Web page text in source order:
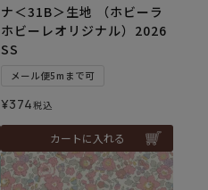
ナ＜31B＞生地 （ホビーラ
ホビーレオリジナル）2026
SS
メール便5mまで可
¥374税込
カートに入れる